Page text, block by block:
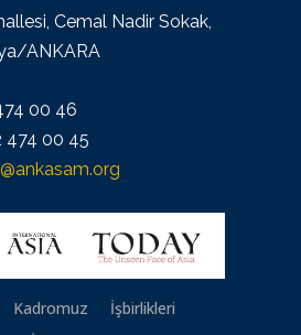
Cemal Nadir Sokak,
ANKARA
00 46
474 00 45
Kadromuz
İşbirlikleri